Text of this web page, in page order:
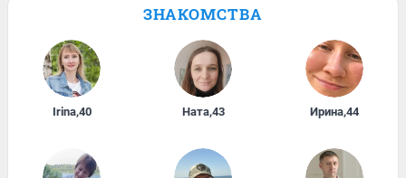
ЗНАКОМСТВА
Irina,40 Ната,43 Ирина,44